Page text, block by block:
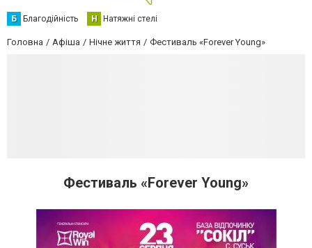
Б Благодійність Н Натяжні стелі
Головна Афіша Нічне життя Фестиваль «Forever Young»
Фестиваль «Forever Young»